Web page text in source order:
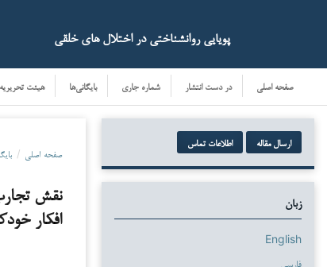
پویایی روانشناختی در اختلال های خلقی
صفحه اصلی در دست انتشار شماره جاری بایگانی‌ها هیئت تحریریه
ارسال مقاله اطلاعات تماس
زبان
English
فارسی
صفحه اصلی /
نقش
افکار